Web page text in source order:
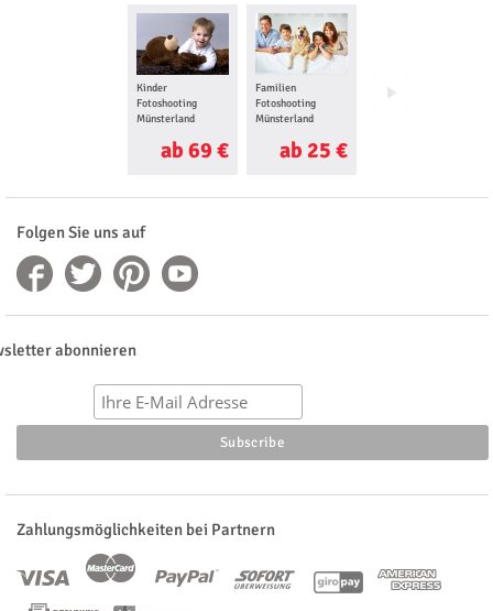
Kinder
Fotoshooting
Münsterland
ab 69 €
Familien
Fotoshooting
Münsterland
ab 25 €
Babybauch
Folgen Sie uns auf
abonnieren
Zahlungsmöglichkeiten bei Partnern